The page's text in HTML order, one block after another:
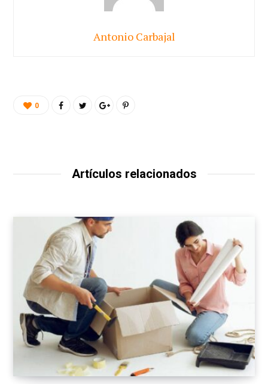
Antonio Carbajal
0
Artículos relacionados